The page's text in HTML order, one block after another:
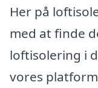
Her på
med at finde
loftisolering i
vores